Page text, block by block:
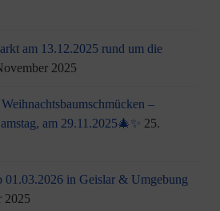
am 13.12.2025 rund um die
2025
–
am 29.11.2025🎄✨ 25.
01.03.2026 in Geislar & Umgebung
2025